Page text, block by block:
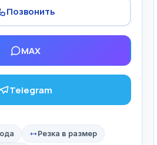
Позвонить
MAX
Telegram
Резка в размер